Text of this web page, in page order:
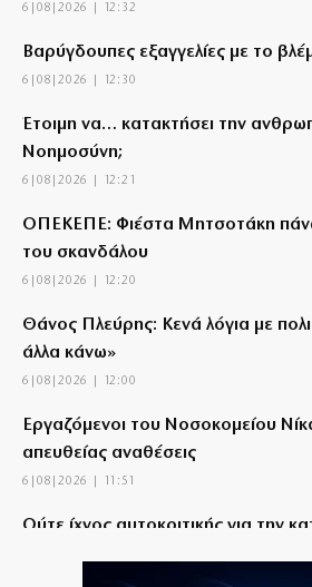
6|08|2026 | 12:32
Βαρύγδουπες εξαγγελίες με το
6|08|2026 | 12:30
Έτοιμη να… κατακτήσει την
Νοημοσύνη;
6|08|2026 | 12:21
ΟΠΕΚΕΠΕ: Φιέστα Μητσοτάκη
του σκανδάλου
6|08|2026 | 12:20
Θάνος Πλεύρης: Κενά λόγια με
άλλα κάνω»
6|08|2026 | 12:00
Εργαζόμενοι του Νοσοκομείου
απευθείας αναθέσεις
6|08|2026 | 11:51
Ούτε ίχνος αυτοκριτικής για την